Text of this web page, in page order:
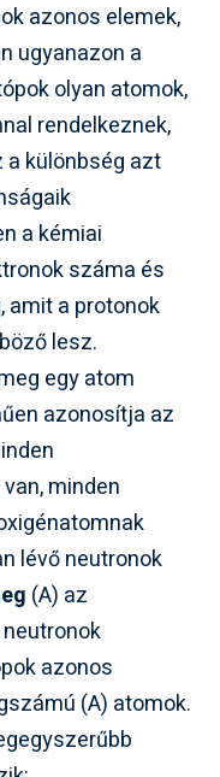
azonos elemek,
ugyanazon a
olyan atomok,
rendelkeznek,
a különbség azt
a kémiai
száma és
amit a protonok
lesz.
egy atom
azonosítja az
minden
lévő neutronok
(A) az
azonos
(A) atomok.